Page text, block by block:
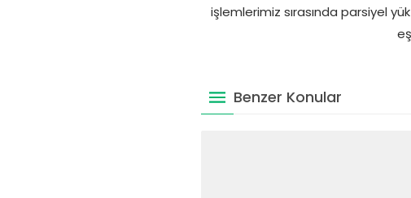
işlemlerimiz sırasında parsiyel
Benzer Konular